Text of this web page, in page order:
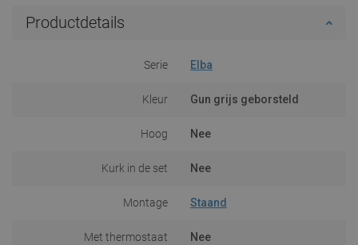
Productdetails
Serie Elba
Kleur Gun grijs geborsteld
Hoog Nee
Kurk in de set Nee
Montage Staand
Met thermostaat Nee